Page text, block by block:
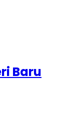
Baru